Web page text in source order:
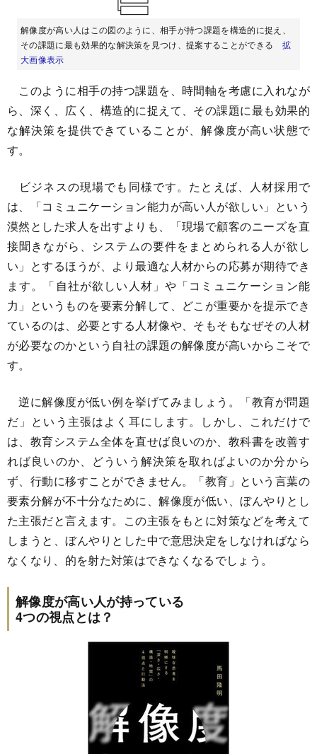
解像度が高い人はこの図のように、相手が持つ課題を構造的に捉え、
その課題に最も効果的な解決策を見つけ、提案することができる 拡
大画像表示
このように相手の持つ課題を、時間軸を考慮に入れなが
ら、深く、広く、構造的に捉えて、その課題に最も効果的
な解決策を提供できていることが、解像度が高い状態で
す。
ビジネスの現場でも同様です。たとえば、人材採用で
は、「コミュニケーション能力が高い人が欲しい」という
漠然とした求人を出すよりも、「現場で顧客のニーズを直
接聞きながら、システムの要件をまとめられる人が欲し
い」とするほうが、より最適な人材からの応募が期待でき
ます。「自社が欲しい人材」や「コミュニケーション能
力」というものを要素分解して、どこが重要かを提示でき
ているのは、必要とする人材像や、そもそもなぜその人材
が必要なのかという自社の課題の解像度が高いからこそで
す。
逆に解像度が低い例を挙げてみましょう。「教育が問題
だ」という主張はよく耳にします。しかし、これだけで
は、教育システム全体を直せば良いのか、教科書を改善す
れば良いのか、どういう解決策を取ればよいのか分から
ず、行動に移すことができません。「教育」という言葉の
要素分解が不十分なために、解像度が低い、ぼんやりとし
た主張だと言えます。この主張をもとに対策などを考えて
しまうと、ぼんやりとした中で意思決定をしなければなら
なくなり、的を射た対策はできなくなるでしょう。
解像度が高い人が持っている
4つの視点とは？